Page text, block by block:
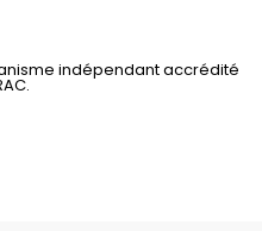
indépendant accrédité